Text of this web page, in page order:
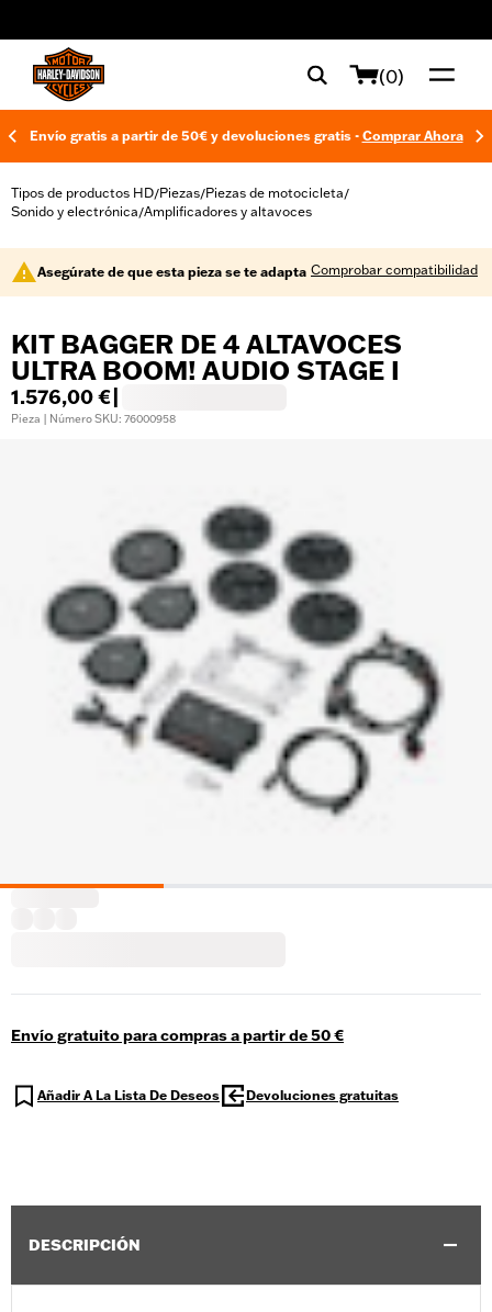
(0)
Envío gratis a partir de 50€ y devoluciones gratis - Comprar Ahora
Tipos de productos HD/Piezas/Piezas de motocicleta/
Sonido y electrónica/Amplificadores y altavoces
Asegúrate de que esta pieza se te adapta Comprobar compatibilidad
KIT BAGGER DE 4 ALTAVOCES
ULTRA BOOM! AUDIO STAGE I
1.576,00 €
Pieza | Número SKU: 76000958
Envío gratuito para compras a partir de 50 €
Añadir A La Lista De Deseos Devoluciones gratuitas
DESCRIPCIÓN